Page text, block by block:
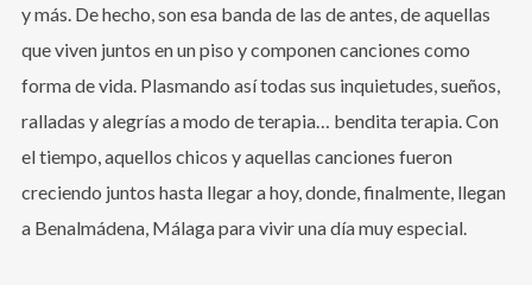
y más. De hecho, son esa banda de las de antes, de aquellas
que viven juntos en un piso y componen canciones como
forma de vida. Plasmando así todas sus inquietudes, sueños,
ralladas y alegrías a modo de terapia… bendita terapia. Con
el tiempo, aquellos chicos y aquellas canciones fueron
creciendo juntos hasta llegar a hoy, donde, finalmente, llegan
a Benalmádena, Málaga para vivir una día muy especial.